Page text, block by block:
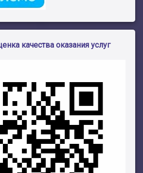
качества оказания услуг